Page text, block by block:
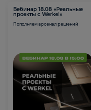
Вебинар 18.08 «Реальные
проекты с Werkel»
Пополняем арсенал решений